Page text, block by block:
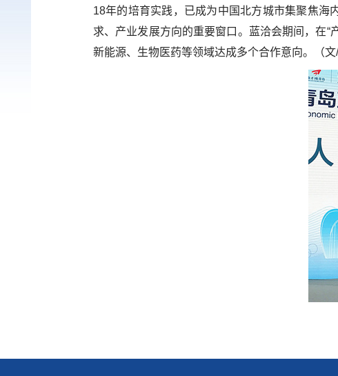
18年的培育实践，已成为中国北方城市集聚焦海
求、产业发展方向的重要窗口。蓝洽会期间，在
新能源、生物医药等领域达成多个合作意向。（文/